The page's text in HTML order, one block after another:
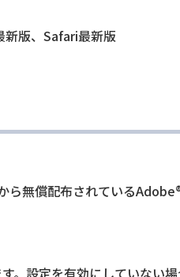
版、Safari最新版
ら無償配布されている
設定を有効にしていない